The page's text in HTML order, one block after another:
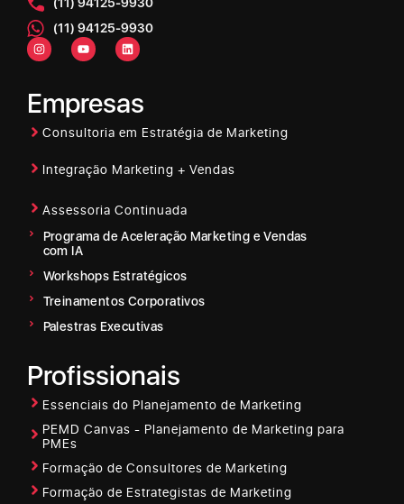
(11) 94125-9930
Empresas
Consultoria em Estratégia de Marketing
Integração Marketing + Vendas
Assessoria Continuada
Programa de Aceleração Marketing e Vendas
com IA
Workshops Estratégicos
Treinamentos Corporativos
Palestras Executivas
Profissionais
Essenciais do Planejamento de Marketing
PEMD Canvas - Planejamento de Marketing para
PMEs
Formação de Consultores de Marketing
Formação de Estrategistas de Marketing